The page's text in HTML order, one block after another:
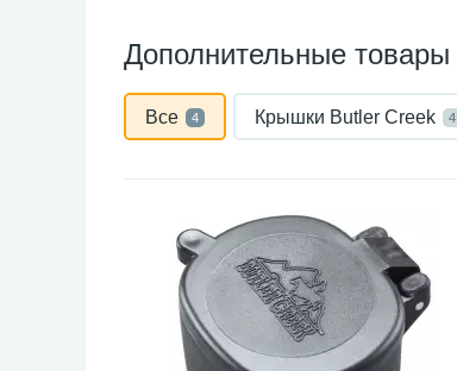
Дополнительные товары
Все 4 Крышки Butler Creek 4